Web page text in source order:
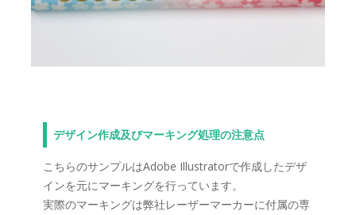
デザイン作成及びマーキング処理の注意点
こちらのサンプルはAdobe Illustratorで作成したデザ
インを元にマーキングを行っています。
実際のマーキングは弊社レーザーマーカーに付属の専